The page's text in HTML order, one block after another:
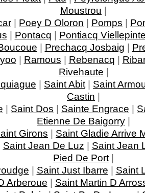
Moustrou |
| Poey D Oloron | Pomps |
| Pontacq | Pontiacq
| Prechacq Josbaig |
| Ramous | Rebenacq |
Rivehaute |
| Saint Abit | Saint
Castin |
| Saint Dos | Sainte Engrace |
Etienne De Baigorry |
Girons | Saint Gladie Arrive
Saint Jean De Luz | Saint Jean
Pied De Port |
| Saint Just Ibarre | Saint
Arberoue | Saint Martin D